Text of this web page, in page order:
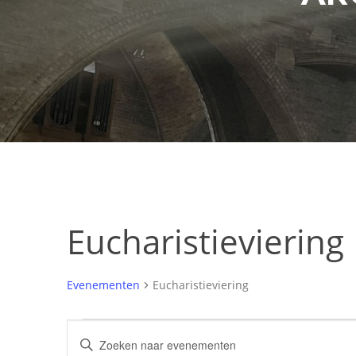
Eucharistieviering
Evenementen Eucharistieviering
Evenementen
Evenementen
Vul